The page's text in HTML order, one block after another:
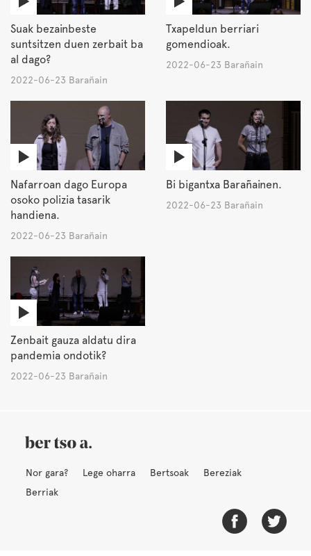
Suak bezainbeste
suntsitzen duen zerbait ba
al dago?
2022-06-23 Barañain
Txapeldun berriari
gomendioak.
2022-06-23 Barañain
Nafarroan dago Europa
osoko polizia tasarik
handiena.
2022-06-23 Barañain
Bi bigantxa Barañainen.
2022-06-23 Barañain
Zenbait gauza aldatu dira
pandemia ondotik?
2022-06-23 Barañain
Nor gara? Lege oharra Bertsoak
Bereziak
Berriak